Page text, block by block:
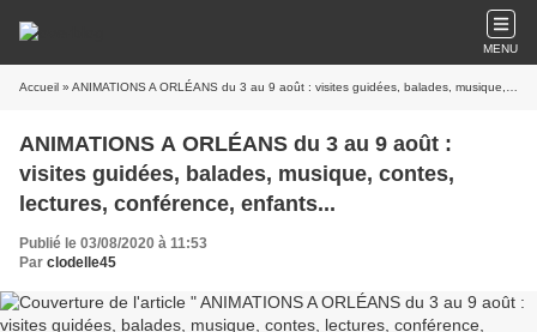
MENU
Accueil » ANIMATIONS A ORLÉANS du 3 au 9 août : visites guidées, balades, musique, contes, lectures, conférence, enfants...
ANIMATIONS A ORLÉANS du 3 au 9 août :
visites guidées, balades, musique, contes,
lectures, conférence, enfants...
Publié le 03/08/2020 à 11:53
Par clodelle45